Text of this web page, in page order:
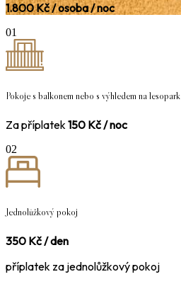
1.800 Kč / osoba / noc
01
Pokoje s balkonem nebo s výhledem na lesopark
Za příplatek 150 Kč / noc
02
Jednolůžkový pokoj
350 Kč / den
příplatek za jednolůžkový pokoj